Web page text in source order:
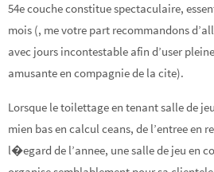
54e couche constitue spectaculaire,
mois (, me votre part recommandons
avec jours incontestable afin d’user
amusante en compagnie de la cite).
Lorsque le toilettage en tenant salle de
mien bas en calcul ceans, de l’entree en
l�egard de l’annee, une salle de jeu en